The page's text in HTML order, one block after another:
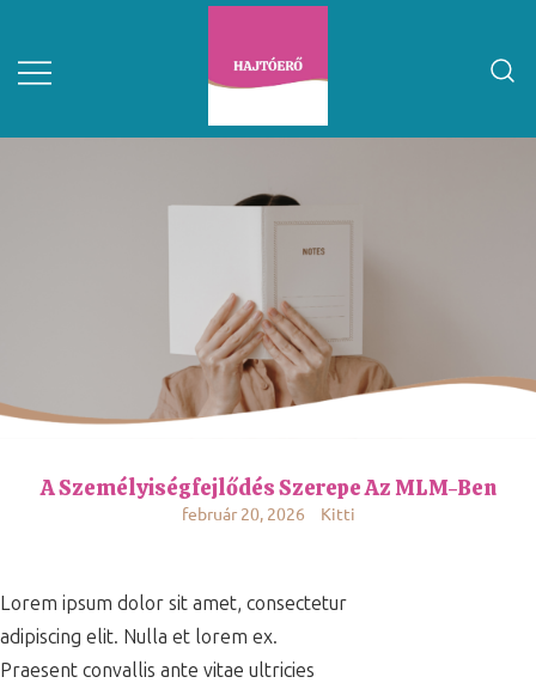
A Személyiségfejlődés Szerepe Az MLM-Ben
február 20, 2026 Kitti
Lorem ipsum dolor sit amet, consectetur
adipiscing elit. Nulla et lorem ex.
Praesent convallis ante vitae ultricies